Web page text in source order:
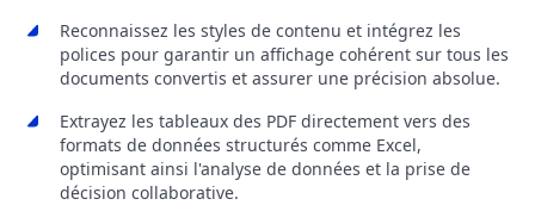
Reconnaissez les styles de contenu et intégrez les
polices pour garantir un affichage cohérent sur tous les
documents convertis et assurer une précision absolue.
Extrayez les tableaux des PDF directement vers des
formats de données structurés comme Excel,
optimisant ainsi l'analyse de données et la prise de
décision collaborative.